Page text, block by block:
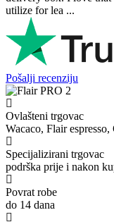
utilize for lea ...
Pošalji recenziju
Ovlašteni trgovac
Wacaco, Flair
Specijalizirani trgovac
podrška prije i nakon
Povrat robe
do 14 dana